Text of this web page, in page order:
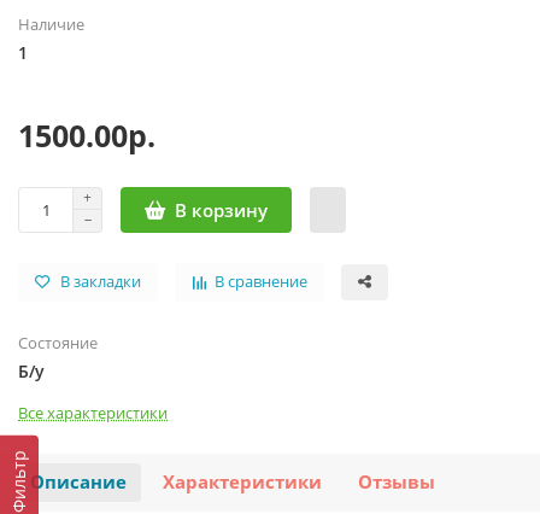
Фильтр
Наличие
1
1500.00р.
В корзину
В закладки В сравнение
Состояние
Б/у
Все характеристики
Описание Характеристики Отзывы